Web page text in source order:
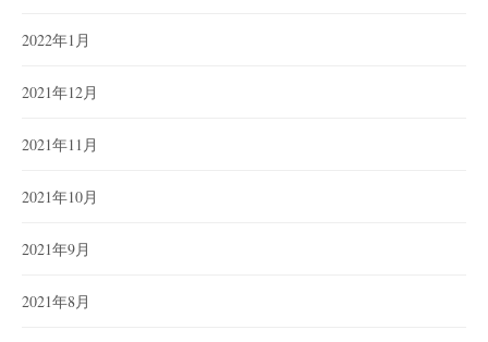
2022年1月
2021年12月
2021年11月
2021年10月
2021年9月
2021年8月